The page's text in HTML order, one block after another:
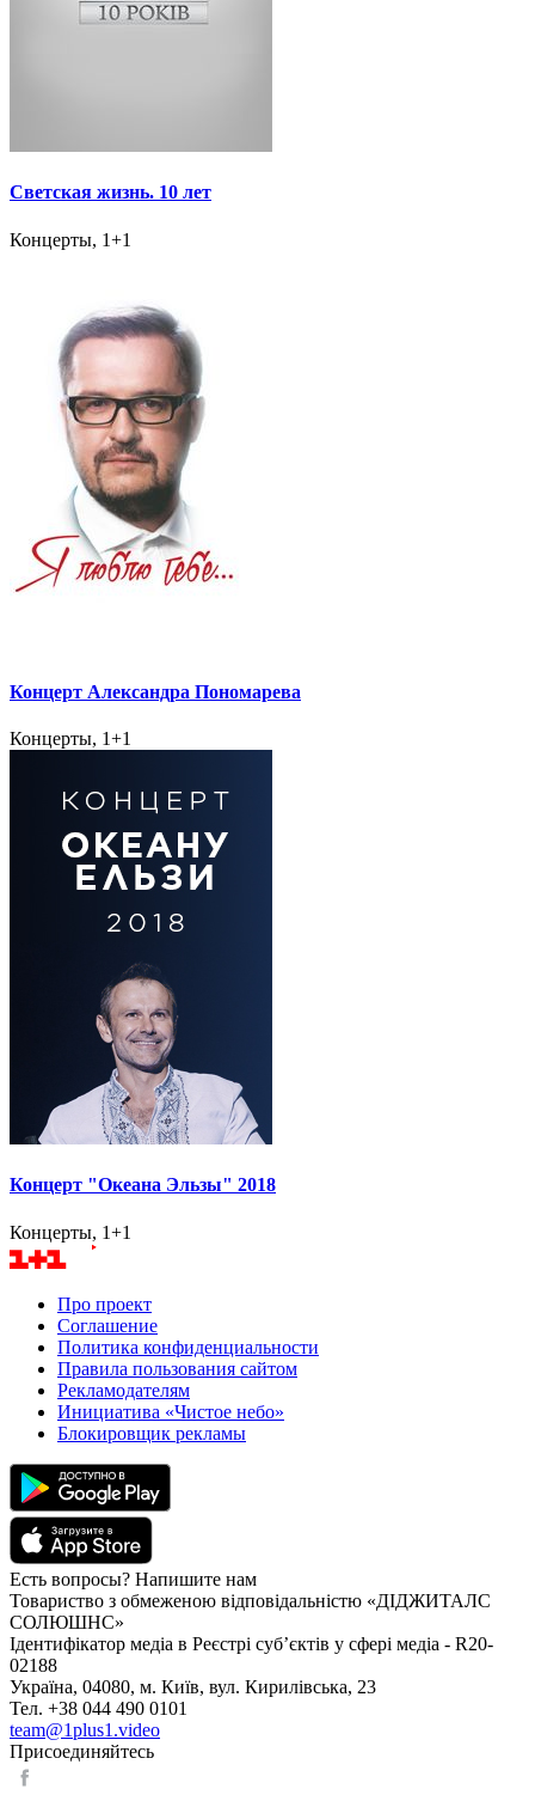
Светская жизнь. 10 лет
Концерты, 1+1
Концерт Александра Пономарева
Концерты, 1+1
Концерт "Океана Эльзы" 2018
Концерты, 1+1
Про проект
Соглашение
Политика конфиденциальности
Правила пользования сайтом
Рекламодателям
Инициатива «Чистое небо»
Блокировщик рекламы
Есть вопросы? Напишите нам
Товариство з обмеженою відповідальністю «ДІДЖИТАЛС
СОЛЮШНС»
Ідентифікатор медіа в Реєстрі суб’єктів у сфері медіа - R20-
02188
Україна, 04080, м. Київ, вул. Кирилівська, 23
Тел. +38 044 490 0101
team@1plus1.video
Присоединяйтесь